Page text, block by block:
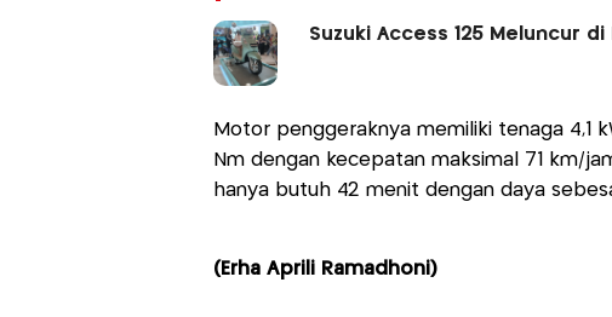
Suzuki Access 125 Meluncur
Motor penggeraknya memiliki tenaga 4,1
Nm dengan kecepatan maksimal 71 km/
hanya butuh 42 menit dengan daya
(Erha Aprili Ramadhoni)